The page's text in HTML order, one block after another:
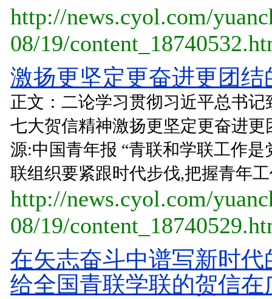
http://news.cyol.com/
08/19/
激扬更坚定更奋进更团
正文：二论学习贯彻习近平总书记
七大贺信精神激扬更坚定更奋进
源:中国青年报 “青联和学联工作
联组织要紧跟时代步伐,把握青年
http://news.cyol.com/
08/19/
在矢志奋斗中谱写新时
给全国青联学联的贺信